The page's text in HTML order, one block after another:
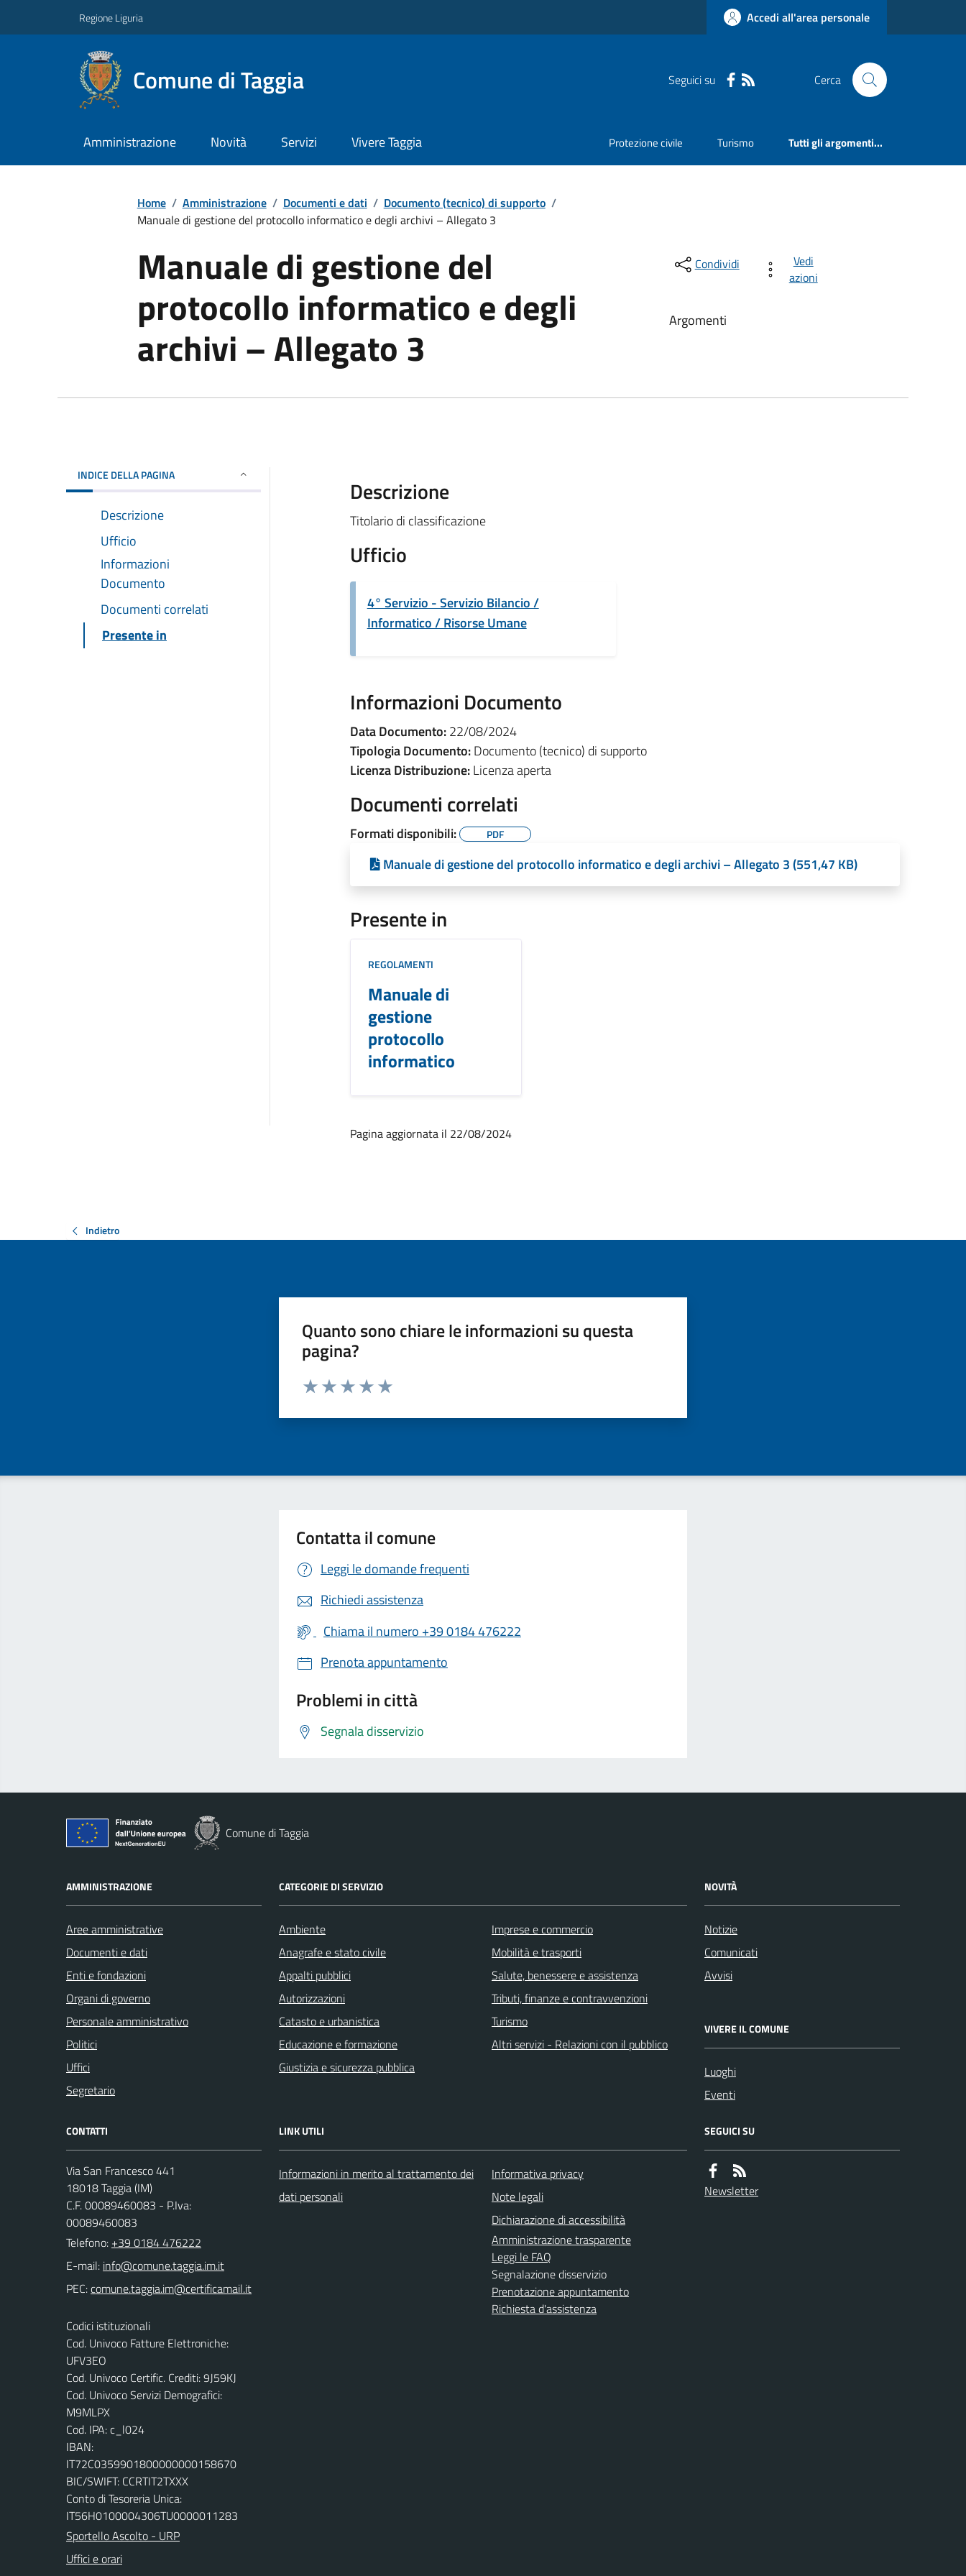
Regione Liguria Accedi all'area personale
Comune di Taggia Seguici su Cerca
Amministrazione Novità Servizi Vivere Taggia Protezione civile Turismo Tutti gli argomenti...
Home / Amministrazione / Documenti e dati / Documento (tecnico) di supporto /
Manuale di gestione del protocollo informatico e degli archivi – Allegato 3
Manuale di gestione del
protocollo informatico e degli
archivi – Allegato 3
Condividi
Vedi
azioni
Argomenti
INDICE DELLA PAGINA
Descrizione
Ufficio
Informazioni
Documento
Documenti correlati
Presente in
Descrizione
Titolario di classificazione
Ufficio
4° Servizio - Servizio Bilancio /
Informatico / Risorse Umane
Informazioni Documento
Data Documento:22/08/2024
Tipologia Documento:Documento (tecnico) di supporto
Licenza Distribuzione:Licenza aperta
Documenti correlati
Formati disponibili: PDF
Manuale di gestione del protocollo informatico e degli archivi – Allegato 3 (551,47 KB)
Presente in
REGOLAMENTI
Manuale di
gestione
protocollo
informatico
Pagina aggiornata il 22/08/2024
Indietro
Quanto sono chiare le informazioni su questa
pagina?
Valuta da 1 a 5 stelle la pagina
Contatta il comune
Leggi le domande frequenti
Richiedi assistenza
Chiama il numero +39 0184 476222
Prenota appuntamento
Problemi in città
Segnala disservizio
Comune di Taggia
AMMINISTRAZIONE
Aree amministrative
Documenti e dati
Enti e fondazioni
Organi di governo
Personale amministrativo
Politici
Uffici
Segretario
CATEGORIE DI SERVIZIO
Ambiente
Anagrafe e stato civile
Appalti pubblici
Autorizzazioni
Catasto e urbanistica
Educazione e formazione
Giustizia e sicurezza pubblica
Imprese e commercio
Mobilità e trasporti
Salute, benessere e assistenza
Tributi, finanze e contravvenzioni
Turismo
Altri servizi - Relazioni con il pubblico
NOVITÀ
Notizie
Comunicati
Avvisi
VIVERE IL COMUNE
Luoghi
Eventi
CONTATTI
Via San Francesco 441
18018 Taggia (IM)
C.F. 00089460083 - P.Iva:
00089460083
Telefono: +39 0184 476222
E-mail:
PEC:
Codici istituzionali
Cod. Univoco Fatture Elettroniche:
UFV3EO
Cod. Univoco Certific. Crediti: 9J59KJ
Cod. Univoco Servizi Demografici:
M9MLPX
Cod. IPA: c_l024
IBAN:
IT72C0359901800000000158670
BIC/SWIFT: CCRTIT2TXXX
Conto di Tesoreria Unica:
IT56H0100004306TU0000011283
Sportello Ascolto - URP
Uffici e orari
LINK UTILI
Informazioni in merito al trattamento dei
dati personali
Informativa privacy
Note legali
Dichiarazione di accessibilità
Amministrazione trasparente
Leggi le FAQ
Segnalazione disservizio
Prenotazione appuntamento
Richiesta d'assistenza
SEGUICI SU
Newsletter